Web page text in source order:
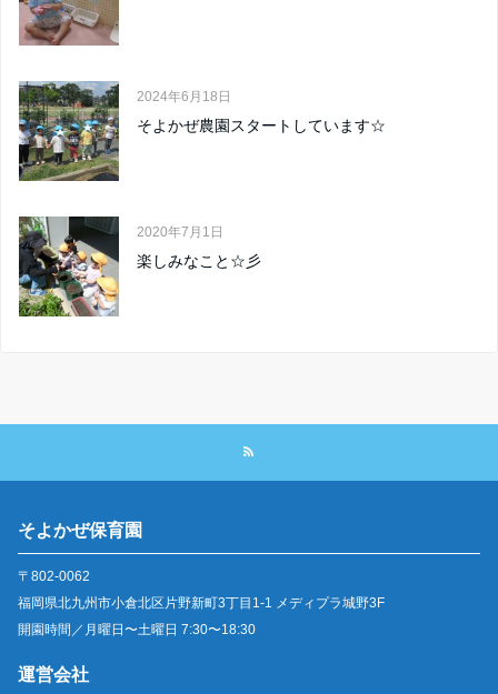
2024年6月18日
そよかぜ農園スタートしています☆
2020年7月1日
楽しみなこと☆彡
そよかぜ保育園
〒802-0062
福岡県北九州市小倉北区片野新町3丁目1-1 メディプラ城野3F
開園時間／月曜日〜土曜日 7:30〜18:30
運営会社